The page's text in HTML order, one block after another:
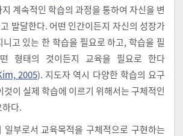
계속적인 학습의 과정을 통하여 자신을 변
발달한다. 어떤 인간이든지 자신의 성장가
고 있는 한 학습을 필요로 하고, 학습을 필
형태의 것이든지 교육을 필요로 한다
2005). 지도자 역시 다양한 학습의 요구
것이 실제 학습에 이르기 위해서는 구체적인
다.
일부로서 교육목적을 구체적으로 구현하는